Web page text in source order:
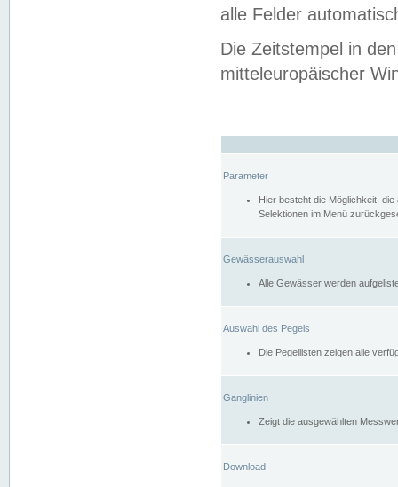
alle Felder
Die Zeitstempel in
mitteleuropäischer
Parameter
Hier besteht die Möglichkeit,
Selektionen im Menü
Gewässerauswahl
Alle Gewässer werden
Auswahl des Pegels
Die Pegellisten zeigen alle
Ganglinien
Zeigt die ausgewählten
Download